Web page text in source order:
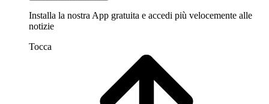
Installa la nostra App gratuita e accedi più velocemente alle
notizie
Tocca